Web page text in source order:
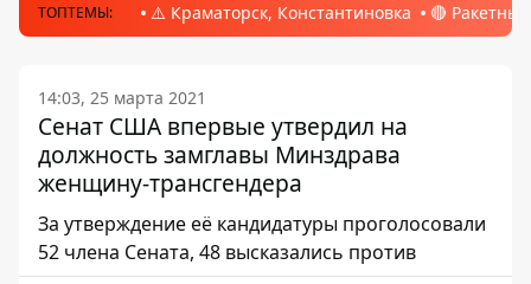
ТОПТЕМЫ: ⚠️ Краматорск, Константиновка 🔴
14:03, 25 марта 2021
Сенат США впервые утвердил на
должность замглавы Минздрава
женщину-трансгендера
За утверждение её кандидатуры проголосовали
52 члена Сената, 48 высказались против